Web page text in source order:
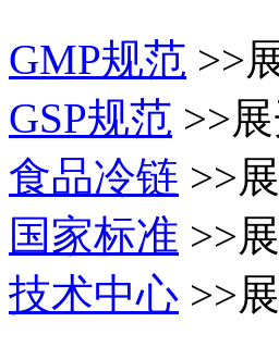
GMP规范 >>
GSP规范 >>
食品冷链 >>
国家标准 >>
技术中心 >>